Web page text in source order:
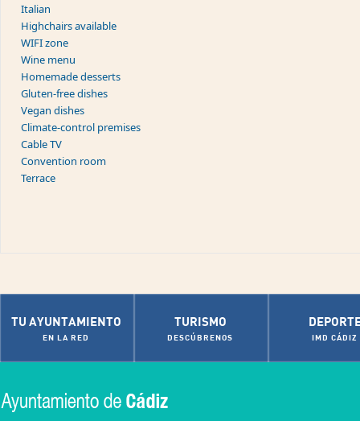
Italian
Highchairs available
WIFI zone
Wine menu
Homemade desserts
Gluten-free dishes
Vegan dishes
Climate-control premises
Cable TV
Convention room
Terrace
TU AYUNTAMIENTO
EN LA RED
TURISMO
DESCÚBRENOS IMD CÁDIZ